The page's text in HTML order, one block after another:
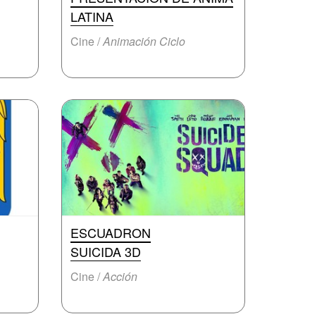
LATINA
Cine /Animación Ciclo
ESCUADRON
SUICIDA 3D
Cine /Acción